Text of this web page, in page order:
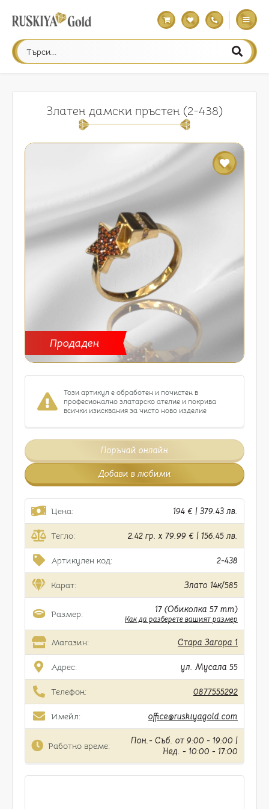
Златен дамски пръстен (2-438)
Продаден
Този артикул е обработен и почистен в
професионално златарско ателие и покрива
всички изисквания за чисто ново изделие
Поръчай онлайн
Добави в любими
Цена: 194 € | 379.43 лв.
Тегло: 2.42 гр. x 79.99 € | 156.45 лв.
Артикулен код: 2-438
Карат: Злато 14к/585
Размер: 17 (Обиколка 57 mm)
Как да разберете вашият размер
Магазин: Стара Загора 1
Адрес: ул. Мусала 55
Телефон: 0877555292
Имейл: office@ruskiyagold.com
Работно време:
Пон.- Съб. от 9:00 - 19:00 |
Нед. - 10:00 - 17:00